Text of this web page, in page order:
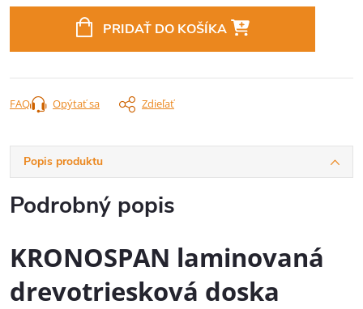
PRIDAŤ DO KOŠÍKA
Opýtať sa Zdieľať
FAQ
Popis produktu
Podrobný popis
KRONOSPAN laminovaná
drevotriesková doska